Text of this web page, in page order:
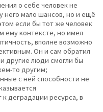
о себе человек не
него мало шансов, но и ещё
если бы тот же человек
ему контексте, но имел
вполне возможно
Он и сам обратил
другие люди смогли бы
то другим;
с ней способности не
деградации ресурса, в